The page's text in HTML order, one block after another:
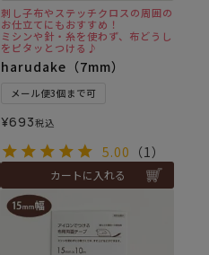
刺し子布やステッチクロスの周囲の
お仕立てにもおすすめ！
ミシンや針・糸を使わず、布どうし
をピタッとつける♪
harudake（7mm）
メール便3個まで可
¥693税込
5.00 （1）
カートに入れる